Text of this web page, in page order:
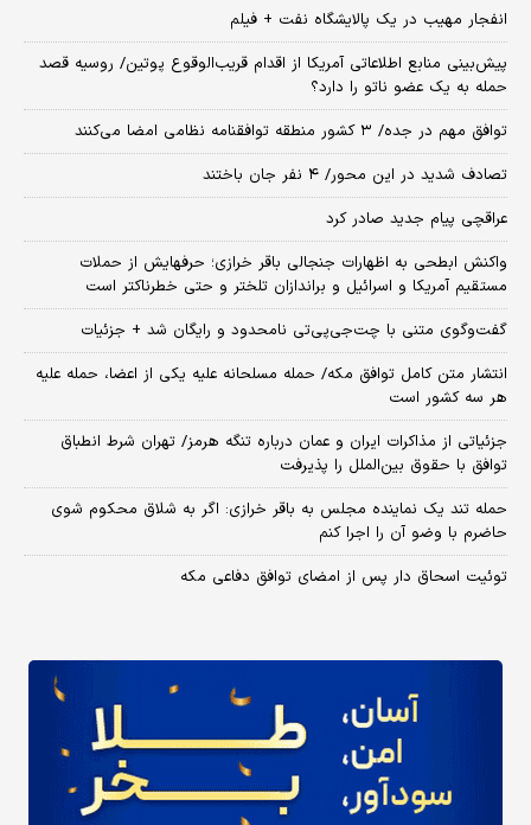
انفجار مهیب در یک پالایشگاه نفت + فیلم
پیش‌بینی منابع اطلاعاتی آمریکا از اقدام قریب‌الوقوع پوتین/ روسیه قصد
حمله به یک عضو ناتو را دارد؟
توافق مهم در جده/ ۳ کشور منطقه توافقنامه نظامی امضا می‌کنند
تصادف شدید در این محور/ ۴ نفر جان باختند
عراقچی پیام جدید صادر کرد
واکنش ابطحی به اظهارات جنجالی باقر خرازی؛ حرفهایش از حملات
مستقیم آمریکا و اسرائیل و براندازان تلختر و حتی خطرناکتر است
گفت‌وگوی متنی با چت‌جی‌پی‌تی نامحدود و رایگان شد + جزئیات
انتشار متن کامل توافق مکه/ حمله مسلحانه علیه یکی از اعضا، حمله علیه
هر سه کشور است
جزئیاتی از مذاکرات ایران و عمان درباره تنگه هرمز/ تهران شرط انطباق
توافق با حقوق بین‌الملل را پذیرفت
حمله تند یک نماینده مجلس به باقر خرازی: اگر به شلاق محکوم شوی
حاضرم با وضو آن را اجرا کنم
توئیت اسحاق دار پس از امضای توافق دفاعی مکه